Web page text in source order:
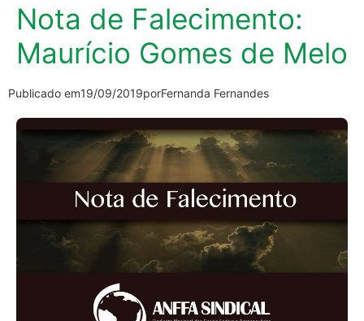
Nota de Falecimento:
Maurício Gomes de Melo
Publicado em19/09/2019porFernanda Fernandes